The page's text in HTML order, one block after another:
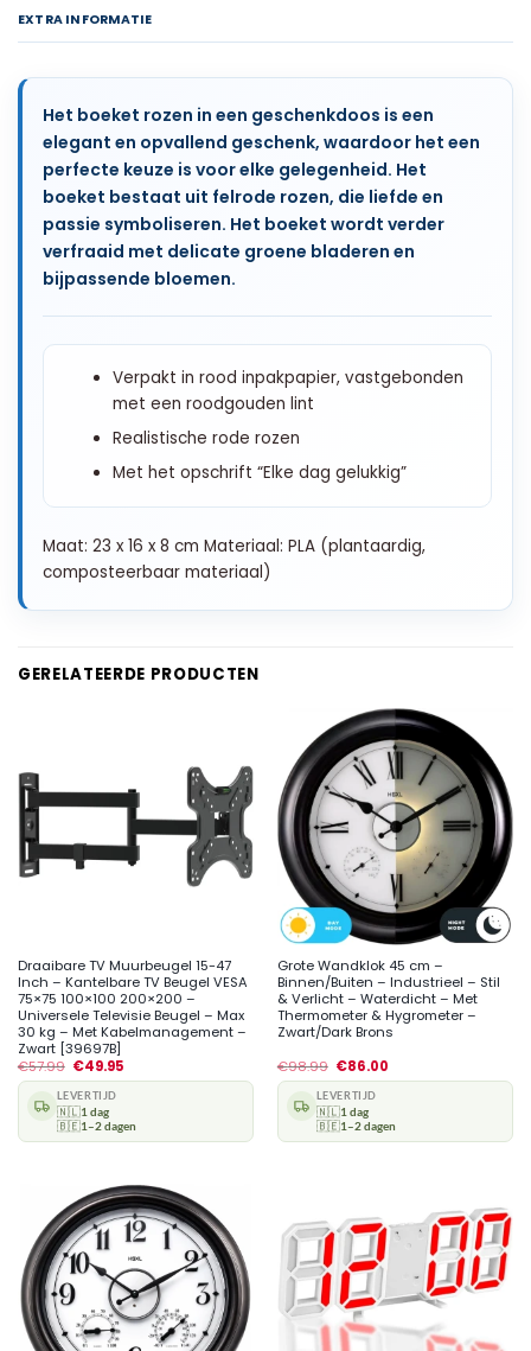
EXTRA INFORMATIE
Het boeket rozen in een geschenkdoos is een
elegant en opvallend geschenk, waardoor het een
perfecte keuze is voor elke gelegenheid. Het
boeket bestaat uit felrode rozen, die liefde en
passie symboliseren. Het boeket wordt verder
verfraaid met delicate groene bladeren en
bijpassende bloemen.
Verpakt in rood inpakpapier, vastgebonden
met een roodgouden lint
Realistische rode rozen
Met het opschrift “Elke dag gelukkig”
Maat: 23 x 16 x 8 cm Materiaal: PLA (plantaardig,
composteerbaar materiaal)
GERELATEERDE PRODUCTEN
Draaibare TV Muurbeugel 15-47
Inch – Kantelbare TV Beugel VESA
75×75 100×100 200×200 –
Universele Televisie Beugel – Max
30 kg – Met Kabelmanagement –
Zwart [39697B]
€57.99 €49.95
LEVERTIJD
🇳🇱1 dag
🇧🇪1–2 dagen
Grote Wandklok 45 cm –
Binnen/Buiten – Industrieel – Stil
& Verlicht – Waterdicht – Met
Thermometer & Hygrometer –
Zwart/Dark Brons
€98.99 €86.00
LEVERTIJD
🇳🇱1 dag
🇧🇪1–2 dagen